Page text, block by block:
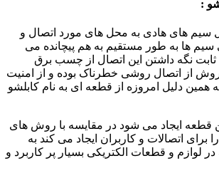
:
سیم های هادی به محل های مورد اتصال و
سیم ها به طور مستقیم به هم پیچانده می
ثابت نگه داشتن این اتصال از چسب برق
از اتصال روشی خطرناک بوده و از امنیت
همین دلیل امروزه از قطعه ای به نام کابلشو
قطعه ایجاد می شود در مقایسه با روش های
برای اتصالات و کاربران ایجاد می کند به
لوازم و قطعات الکتریکی بسیار پر کاربرد و